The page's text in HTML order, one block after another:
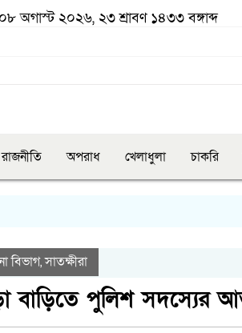
অগাস্ট ২০২৬, ২৩ শ্রাবণ ১৪৩৩ বঙ্গাব্দ
রাজনীতি অপরাধ খেলাধুলা চাকরি
বিভাগ,সাতক্ষীরা
বাড়িতে পুলিশ সদস্যের